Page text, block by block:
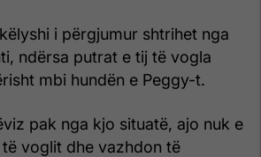
i përgjumur shtrihet nga
ndërsa putrat e tij të vogla
mbi hundën e Peggy-t.
pak nga kjo situatë, ajo nuk e
voglit dhe vazhdon të